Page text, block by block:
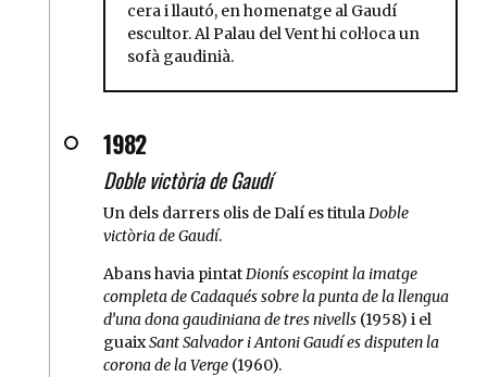
cera i llautó, en homenatge al Gaudí
escultor. Al Palau del Vent hi col·loca un
sofà gaudinià.
1982
Doble victòria de Gaudí
Un dels darrers olis de Dalí es titulaDoble
victòria de Gaudí.
Abans havia pintatDionís escopint la imatge
completa de Cadaqués sobre la punta de la llengua
d’una dona gaudiniana de tres nivells (1958) i el
guaixSant Salvador i Antoni Gaudí es disputen la
corona de la Verge (1960).